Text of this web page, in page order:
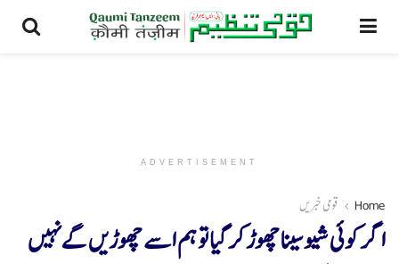
ADVERTISEMENT
Home قومی خبریں
اگر کوئی شیوسینا چھوڑ کر گیا تو ہم اسے چھوڑیں گےنہیں